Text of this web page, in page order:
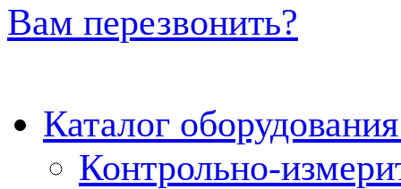
Вам перезвонить?
Каталог
Контрольно-